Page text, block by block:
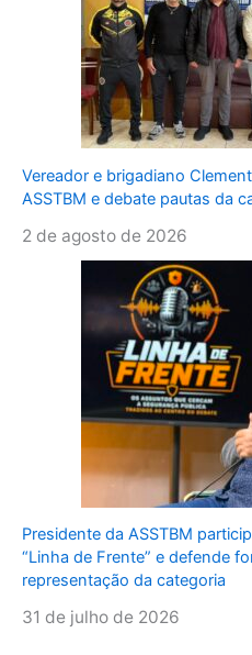
Vereador e brigadiano
ASSTBM e debate pautas da
2 de agosto de 2026
Presidente da ASSTBM
“Linha de Frente” e defende
representação da categoria
31 de julho de 2026